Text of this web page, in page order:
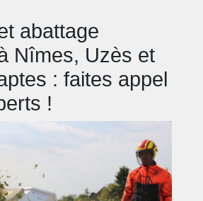
abattage
Nîmes, Uzès et
: faites appel
!